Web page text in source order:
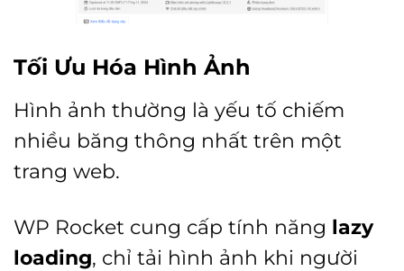
Tối Ưu Hóa Hình Ảnh
Hình ảnh thường là yếu tố chiếm
nhiều băng thông nhất trên một
trang web.
WP Rocket cung cấp tính năng lazy
loading, chỉ tải hình ảnh khi người